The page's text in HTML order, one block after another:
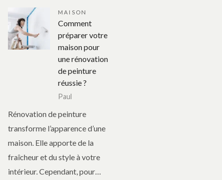
MAISON
Comment
préparer votre
maison pour
une rénovation
de peinture
réussie ?
Paul
Rénovation de peinture
transforme l’apparence d’une
maison. Elle apporte de la
fraîcheur et du style à votre
intérieur. Cependant, pour…